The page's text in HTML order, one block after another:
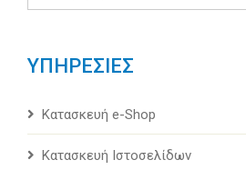
ΥΠΗΡΕΣΙΕΣ
Κατασκευή e-Shop
Κατασκευή Ιστοσελίδων